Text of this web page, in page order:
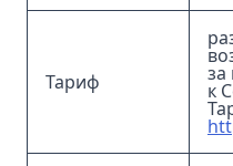
Тариф за
к